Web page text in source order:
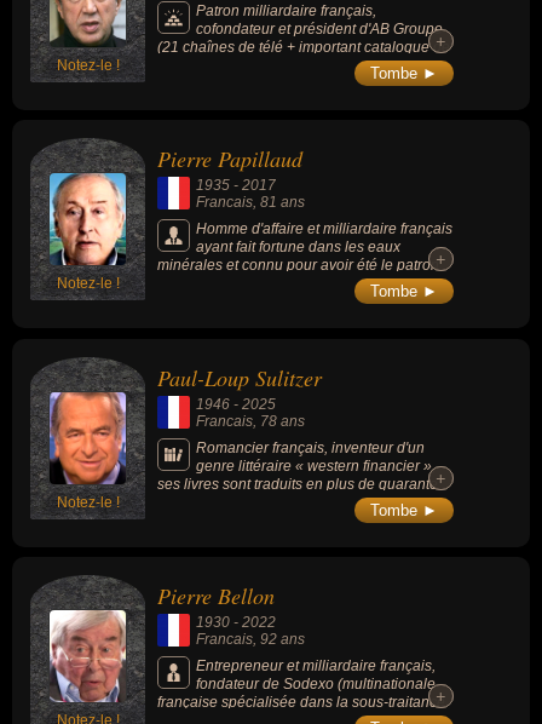
Notez-le !
Patron milliardaire français,
cofondateur et président d'AB Groupe
(21 chaînes de télé + important catalogue de
droits audiovisuels), détenteur de nombreux
placements financiers et dans le domaine de
+
+
Tombe ►
Notez-le !
Pierre Papillaud
1935 - 2017
Francais, 81 ans
Homme d'affaire et milliardaire français
ayant fait fortune dans les eaux
minérales et connu pour avoir été le patron+
+
Tombe ►
Notez-le !
Paul-Loup Sulitzer
1946 - 2025
Francais , 78 ans
Romancier français, inventeur d'un
genre littéraire « western financier »,
ses livres sont traduits en plus de quarante
langues et vendus à plus de 40 millions
d'exemplaires (au moment de sa mort).
+
+
Tombe ►
Notez-le !
Pierre Bellon
1930 - 2022
Francais, 92 ans
Entrepreneur et milliardaire français,
fondateur de Sodexo (multinationale
française spécialisée dans la sous-traitance
de services, notamment en restauration
+
+